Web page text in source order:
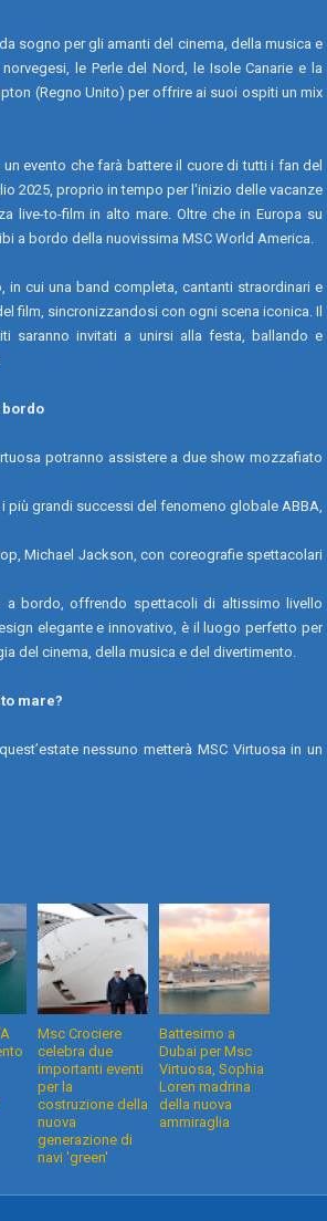
sogno per gli amanti del cinema, della musica e
le Perle del Nord, le Isole Canarie e la
(Regno Unito) per offrire ai suoi ospiti un mix
evento che farà battere il cuore di tutti i fan del
2025, proprio in tempo per l'inizio delle vacanze
live-to-film in alto mare. Oltre che in Europa su
a bordo della nuovissima MSC World America.
cui una band completa, cantanti straordinari e
film, sincronizzandosi con ogni scena iconica. Il
saranno invitati a unirsi alla festa, ballando e
bordo
potranno assistere a due show mozzafiato
grandi successi del fenomeno globale ABBA,
Michael Jackson, con coreografie spettacolari
a bordo, offrendo spettacoli di altissimo livello
elegante e innovativo, è il luogo perfetto per
del cinema, della musica e del divertimento.
mare?
nessuno metterà MSC Virtuosa in un
Msc Crociere
celebra due
importanti eventi
per la
costruzione della
nuova
generazione di
navi 'green'
Battesimo a
Dubai per Msc
Virtuosa, Sophia
Loren madrina
della nuova
ammiraglia